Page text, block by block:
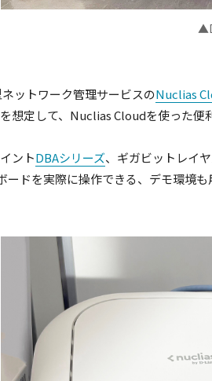
ットワーク管理サービスのNuclias
想定して、Nuclias Cloudを使った便
ントDBAシリーズ、ギガビットレイ
ドを実際に操作できる、デモ環境も